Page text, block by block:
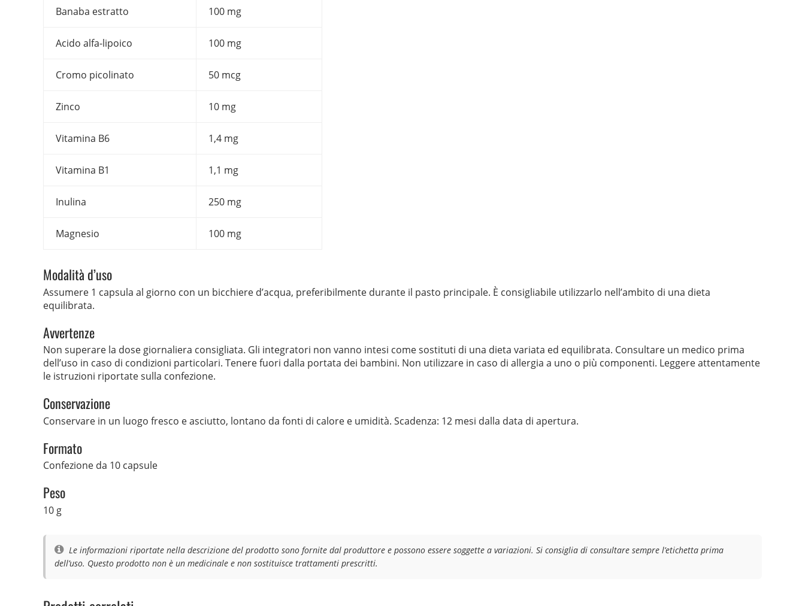
Banaba estratto 100 mg
Acido alfa-lipoico 100 mg
Cromo picolinato 50 mcg
Zinco 10 mg
Vitamina B6 1,4 mg
Vitamina B1 1,1 mg
Inulina 250 mg
Magnesio 100 mg
Modalità d’uso
Assumere 1 capsula al giorno con un bicchiere d’acqua, preferibilmente durante il pasto principale. È consigliabile utilizzarlo nell’ambito di una dieta
equilibrata.
Avvertenze
Non superare la dose giornaliera consigliata. Gli integratori non vanno intesi come sostituti di una dieta variata ed equilibrata. Consultare un medico prima
dell’uso in caso di condizioni particolari. Tenere fuori dalla portata dei bambini. Non utilizzare in caso di allergia a uno o più componenti. Leggere attentamente
le istruzioni riportate sulla confezione.
Conservazione
Conservare in un luogo fresco e asciutto, lontano da fonti di calore e umidità. Scadenza: 12 mesi dalla data di apertura.
Formato
Confezione da 10 capsule
Peso
10 g
Le informazioni riportate nella descrizione del prodotto sono fornite dal produttore e possono essere soggette a variazioni. Si consiglia di consultare sempre l’etichetta prima
dell’uso. Questo prodotto non è un medicinale e non sostituisce trattamenti prescritti.